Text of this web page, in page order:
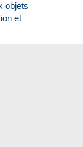
objets
et